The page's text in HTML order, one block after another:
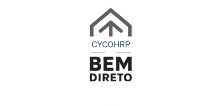
CYCOHRP